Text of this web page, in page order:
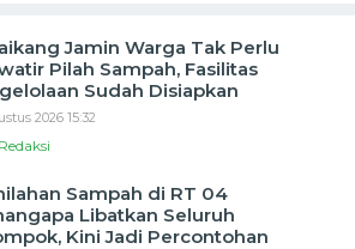
Jamin Warga Tak Perlu
Pilah Sampah, Fasilitas
Sudah Disiapkan
2026 15:32
Redaksi
Sampah di RT 04
Libatkan Seluruh
Kini Jadi Percontohan